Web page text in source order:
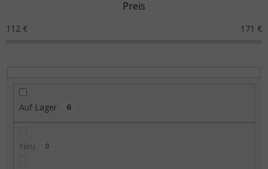
Preis
112 € 171 €
Auf Lager 6
Neu 0